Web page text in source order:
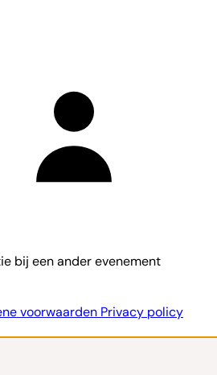
bij een ander evenement
voorwaarden Privacy policy